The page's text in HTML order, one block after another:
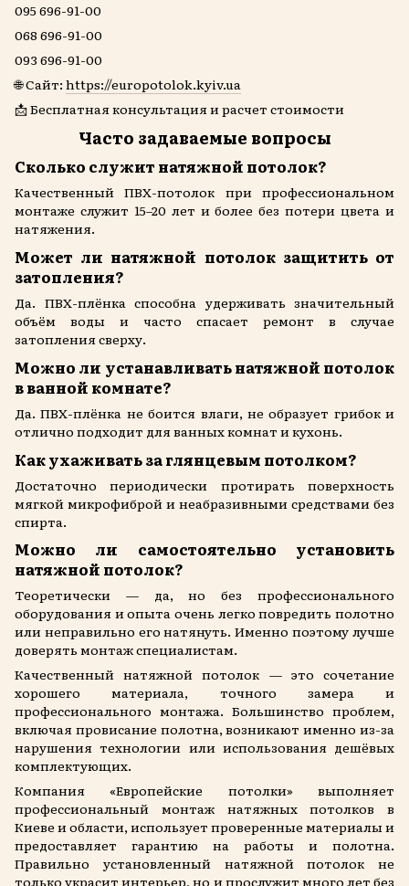
095 696-91-00
068 696-91-00
093 696-91-00
🌐 Сайт: https://europotolok.kyiv.ua
📩 Бесплатная консультация и расчет стоимости
Часто задаваемые вопросы
Сколько служит натяжной потолок?
Качественный ПВХ-потолок при профессиональном
монтаже служит 15–20 лет и более без потери цвета и
натяжения.
Может ли натяжной потолок защитить от
затопления?
Да. ПВХ-плёнка способна удерживать значительный
объём воды и часто спасает ремонт в случае
затопления сверху.
Можно ли устанавливать натяжной потолок
в ванной комнате?
Да. ПВХ-плёнка не боится влаги, не образует грибок и
отлично подходит для ванных комнат и кухонь.
Как ухаживать за глянцевым потолком?
Достаточно периодически протирать поверхность
мягкой микрофиброй и неабразивными средствами без
спирта.
Можно ли самостоятельно установить
натяжной потолок?
Теоретически — да, но без профессионального
оборудования и опыта очень легко повредить полотно
или неправильно его натянуть. Именно поэтому лучше
доверять монтаж специалистам.
Качественный натяжной потолок — это сочетание
хорошего материала, точного замера и
профессионального монтажа. Большинство проблем,
включая провисание полотна, возникают именно из-за
нарушения технологии или использования дешёвых
комплектующих.
Компания «Европейские потолки» выполняет
профессиональный монтаж натяжных потолков в
Киеве и области, использует проверенные материалы и
предоставляет гарантию на работы и полотна.
Правильно установленный натяжной потолок не
только украсит интерьер, но и прослужит много лет без